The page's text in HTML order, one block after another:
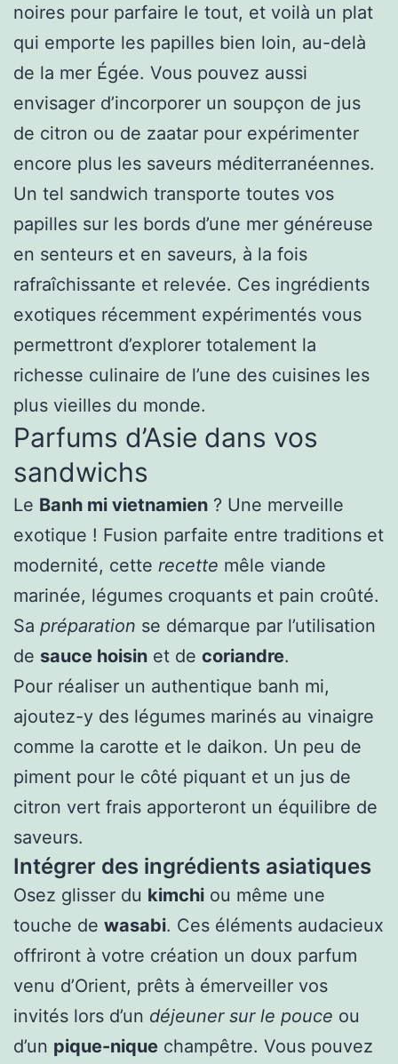
noires pour parfaire le tout, et voilà un plat
qui emporte les papilles bien loin, au-delà
de la mer Égée. Vous pouvez aussi
envisager d’incorporer un soupçon de jus
de citron ou de zaatar pour expérimenter
encore plus les saveurs méditerranéennes.
Un tel sandwich transporte toutes vos
papilles sur les bords d’une mer généreuse
en senteurs et en saveurs, à la fois
rafraîchissante et relevée. Ces ingrédients
exotiques récemment expérimentés vous
permettront d’explorer totalement la
richesse culinaire de l’une des cuisines les
plus vieilles du monde.
Parfums d’Asie dans vos
sandwichs
Le Banh mi vietnamien ? Une merveille
exotique ! Fusion parfaite entre traditions et
modernité, cette recette mêle viande
marinée, légumes croquants et pain croûté.
Sa préparation se démarque par l’utilisation
de sauce hoisin et de coriandre.
Pour réaliser un authentique banh mi,
ajoutez-y des légumes marinés au vinaigre
comme la carotte et le daikon. Un peu de
piment pour le côté piquant et un jus de
citron vert frais apporteront un équilibre de
saveurs.
Intégrer des ingrédients asiatiques
Osez glisser du kimchi ou même une
touche de wasabi. Ces éléments audacieux
offriront à votre création un doux parfum
venu d’Orient, prêts à émerveiller vos
invités lors d’un déjeuner sur le pouce ou
d’un pique-nique champêtre. Vous pouvez